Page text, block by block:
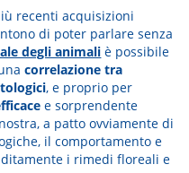
recenti acquisizioni
di poter parlare senza
degli animali è possibile
correlazione tra
, e proprio per
e sorprendente
a patto ovviamente di
il comportamento e
i rimedi floreali e